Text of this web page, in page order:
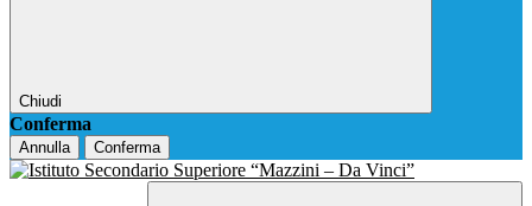
Chiudi
Conferma
Annulla Conferma